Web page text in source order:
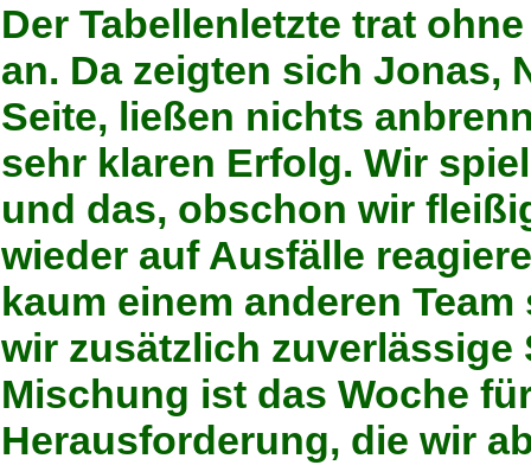
Der Tabellenletzte trat
an. Da zeigten sich Jonas,
Seite, ließen nichts
sehr klaren Erfolg. Wir
und das, obschon wir
wieder auf Ausfälle
kaum einem anderen
wir zusätzlich zuverlässige
Mischung ist das Woche
Herausforderung, die wir